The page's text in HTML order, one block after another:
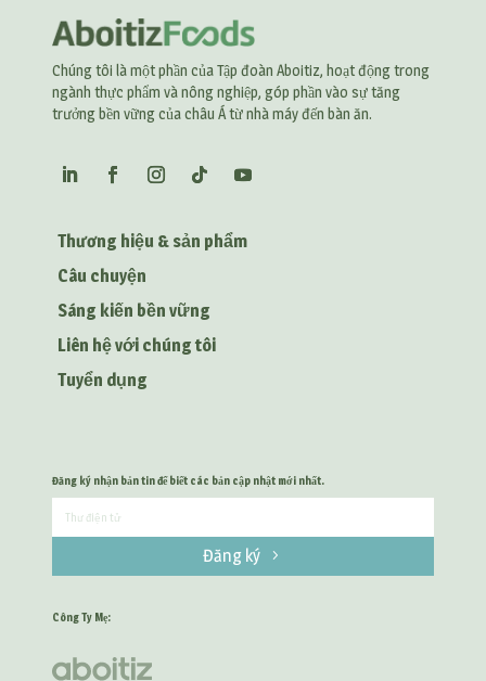
Chúng tôi là một phần của Tập đoàn Aboitiz, hoạt động trong
ngành thực phẩm và nông nghiệp, góp phần vào sự tăng
trưởng bền vững của châu Á từ nhà máy đến bàn ăn.
Thương hiệu & sản phẩm
Câu chuyện
Sáng kiến bền vững
Liên hệ với chúng tôi
Tuyển dụng
Đăng ký nhận bản tin để biết các bản cập nhật mới nhất.
Đăng ký
Công Ty Mẹ: